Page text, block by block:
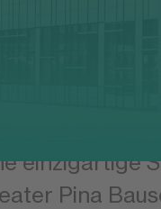
einzigartige
Pina